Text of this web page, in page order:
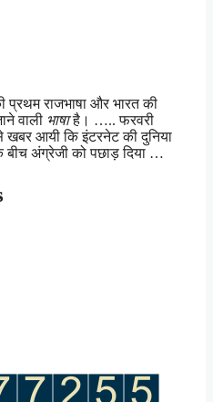
प्रथम राजभाषा और भारत की
वाली भाषाहै। ….. फरवरी
खबर आयी कि इंटरनेट की दुनिया
अंग्रेजी को पछाड़ दिया …